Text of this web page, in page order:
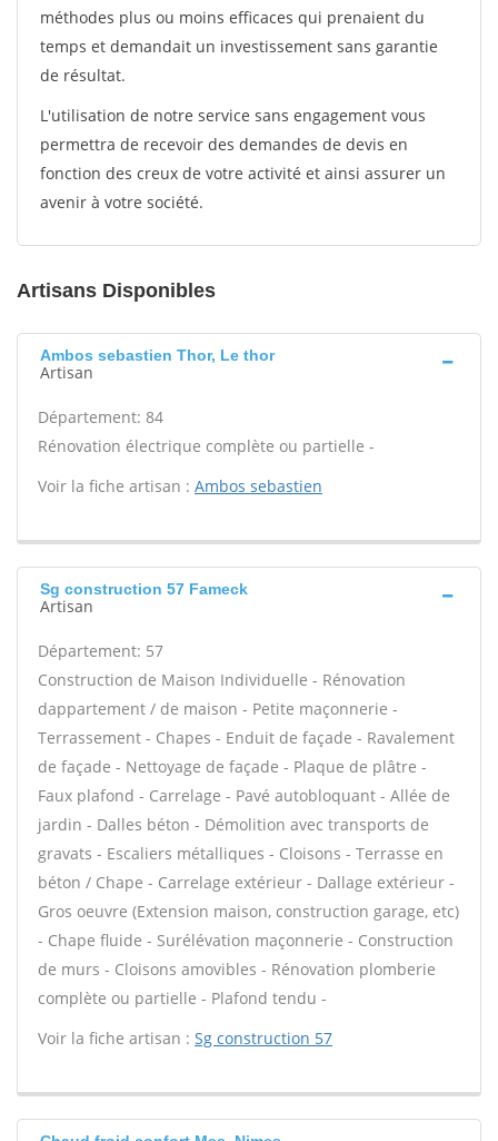
méthodes plus ou moins efficaces qui prenaient du
temps et demandait un investissement sans garantie
de résultat.
L'utilisation de notre service sans engagement vous
permettra de recevoir des demandes de devis en
fonction des creux de votre activité et ainsi assurer un
avenir à votre société.
Artisans Disponibles
Ambos sebastien Thor, Le thor
Artisan
Département: 84
Rénovation électrique complète ou partielle -
Voir la fiche artisan : Ambos sebastien
Sg construction 57 Fameck
Artisan
Département: 57
Construction de Maison Individuelle - Rénovation
dappartement / de maison - Petite maçonnerie -
Terrassement - Chapes - Enduit de façade - Ravalement
de façade - Nettoyage de façade - Plaque de plâtre -
Faux plafond - Carrelage - Pavé autobloquant - Allée de
jardin - Dalles béton - Démolition avec transports de
gravats - Escaliers métalliques - Cloisons - Terrasse en
béton / Chape - Carrelage extérieur - Dallage extérieur -
Gros oeuvre (Extension maison, construction garage, etc)
- Chape fluide - Surélévation maçonnerie - Construction
de murs - Cloisons amovibles - Rénovation plomberie
complète ou partielle - Plafond tendu -
Voir la fiche artisan : Sg construction 57